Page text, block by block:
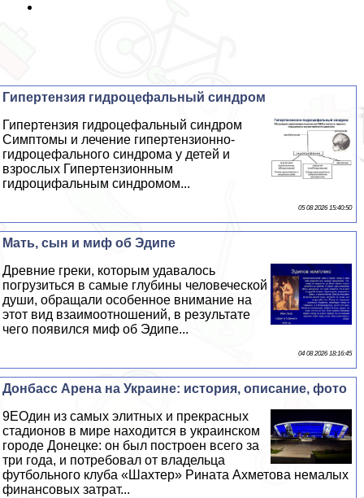
Гипертензия гидроцефальный синдром
Гипертензия гидроцефальный синдром
Симптомы и лечение гипертензионно-
гидроцефального синдрома у детей и
взрослых Гипертензионным
гидроцифальным синдромом...
05 08 2026 15:40:50
Мать, сын и миф об Эдипе
Древние греки, которым удавалось
погрузиться в самые глубины человеческой
души, обращали особенное внимание на
этот вид взаимоотношений, в результате
чего появился миф об Эдипе...
04 08 2026 18:16:45
Донбасс Арена на Украине: история, описание, фото
9EОдин из самых элитных и прекрасных
стадионов в мире находится в украинском
городе Донецке: он был построен всего за
три года, и потребовал от владельца
футбольного клуба «Шахтер» Рината Ахметова немалых
финансовых затрат...